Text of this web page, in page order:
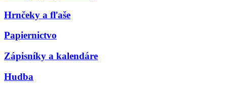
Hrnčeky a fľaše
Papiernictvo
Zápisníky a kalendáre
Hudba